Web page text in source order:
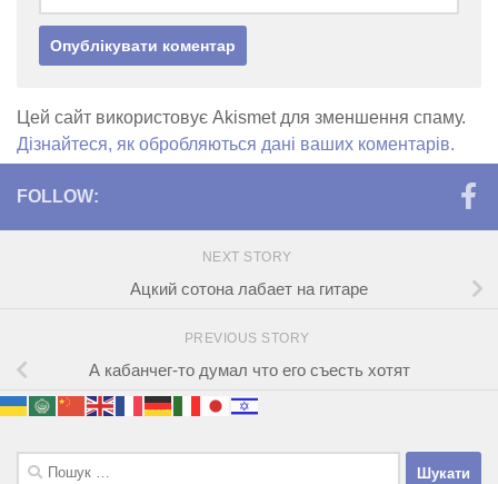
Цей сайт використовує Akismet для зменшення спаму.
Дізнайтеся, як обробляються дані ваших коментарів.
FOLLOW:
NEXT STORY
Ацкий сотона лабает на гитаре
PREVIOUS STORY
А кабанчег-то думал что его съесть хотят
Пошук: